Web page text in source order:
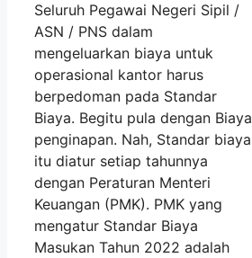
Seluruh Pegawai Negeri Sipil /
ASN / PNS dalam
mengeluarkan biaya untuk
operasional kantor harus
berpedoman pada Standar
Biaya. Begitu pula dengan Biaya
penginapan. Nah, Standar biaya
itu diatur setiap tahunnya
dengan Peraturan Menteri
Keuangan (PMK). PMK yang
mengatur Standar Biaya
Masukan Tahun 2022 adalah